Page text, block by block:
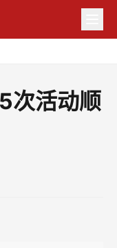
次活动顺